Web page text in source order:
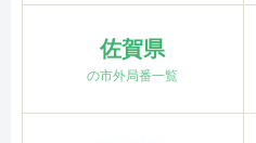
佐賀県
の市外局番一覧